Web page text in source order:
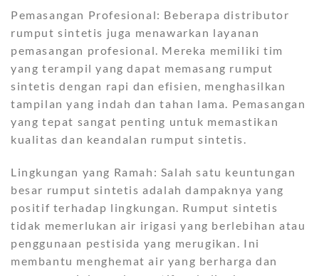
Pemasangan Profesional: Beberapa distributor
rumput sintetis juga menawarkan layanan
pemasangan profesional. Mereka memiliki tim
yang terampil yang dapat memasang rumput
sintetis dengan rapi dan efisien, menghasilkan
tampilan yang indah dan tahan lama. Pemasangan
yang tepat sangat penting untuk memastikan
kualitas dan keandalan rumput sintetis.
Lingkungan yang Ramah: Salah satu keuntungan
besar rumput sintetis adalah dampaknya yang
positif terhadap lingkungan. Rumput sintetis
tidak memerlukan air irigasi yang berlebihan atau
penggunaan pestisida yang merugikan. Ini
membantu menghemat air yang berharga dan